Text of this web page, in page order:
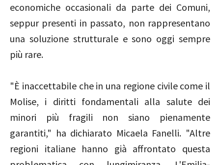
economiche occasionali da parte dei Comuni,
seppur presenti in passato, non rappresentano
una soluzione strutturale e sono oggi sempre
più rare.
"È inaccettabile che in una regione civile come il
Molise, i diritti fondamentali alla salute dei
minori più fragili non siano pienamente
garantiti," ha dichiarato Micaela Fanelli. "Altre
regioni italiane hanno già affrontato questa